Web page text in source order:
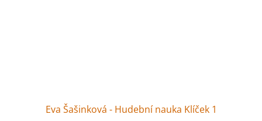
Eva Šašinková - Hudební nauka Klíček 1